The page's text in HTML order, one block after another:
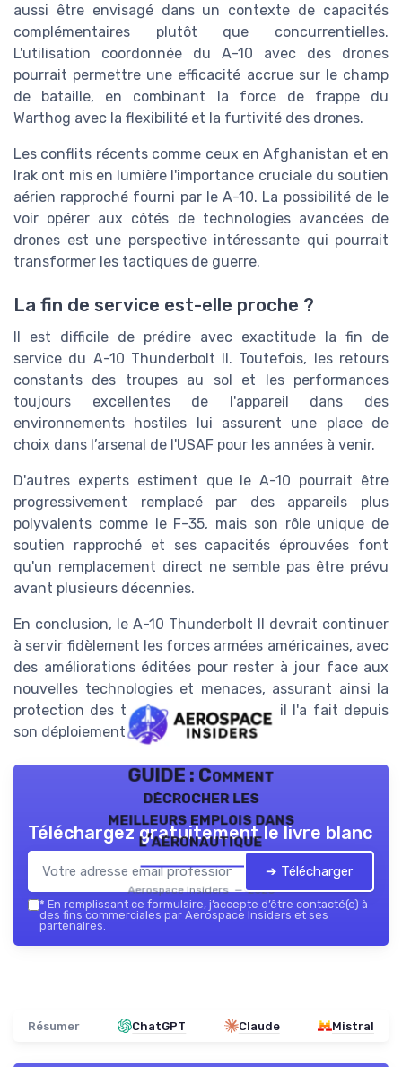
aussi être envisagé dans un contexte de capacités
complémentaires plutôt que concurrentielles.
L'utilisation coordonnée du A-10 avec des drones
pourrait permettre une efficacité accrue sur le champ
de bataille, en combinant la force de frappe du
Warthog avec la flexibilité et la furtivité des drones.
Les conflits récents comme ceux en Afghanistan et en
Irak ont mis en lumière l'importance cruciale du soutien
aérien rapproché fourni par le A-10. La possibilité de le
voir opérer aux côtés de technologies avancées de
drones est une perspective intéressante qui pourrait
transformer les tactiques de guerre.
La fin de service est-elle proche ?
Il est difficile de prédire avec exactitude la fin de
service du A-10 Thunderbolt II. Toutefois, les retours
constants des troupes au sol et les performances
toujours excellentes de l'appareil dans des
environnements hostiles lui assurent une place de
choix dans l’arsenal de l'USAF pour les années à venir.
D'autres experts estiment que le A-10 pourrait être
progressivement remplacé par des appareils plus
polyvalents comme le F-35, mais son rôle unique de
soutien rapproché et ses capacités éprouvées font
qu'un remplacement direct ne semble pas être prévu
avant plusieurs décennies.
En conclusion, le A-10 Thunderbolt II devrait continuer
à servir fidèlement les forces armées américaines, avec
des améliorations éditées pour rester à jour face aux
nouvelles technologies et menaces, assurant ainsi la
protection des troupes au sol comme il l'a fait depuis
son déploiement initial.
GUIDE : Comment
décrocher les
meilleurs emplois dans
l’aéronautique
Aerospace Insiders — 2026
Téléchargez gratuitement le livre blanc
➔ Télécharger
* En remplissant ce formulaire, j’accepte d’être contacté(e) à
des fins commerciales par Aerospace Insiders et ses
partenaires.
Résumer ChatGPT Claude Mistral